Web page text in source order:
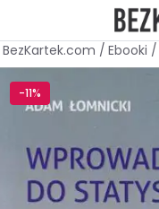
BezKartek.com / Ebooki /
-11%